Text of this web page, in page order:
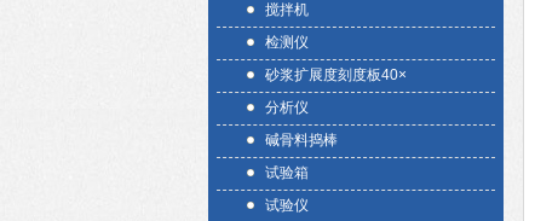
搅拌机
检测仪
砂浆扩展度刻度板40×
分析仪
碱骨料捣棒
试验箱
试验仪